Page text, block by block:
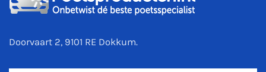
Doorvaart 2, 9101 RE Dokkum.